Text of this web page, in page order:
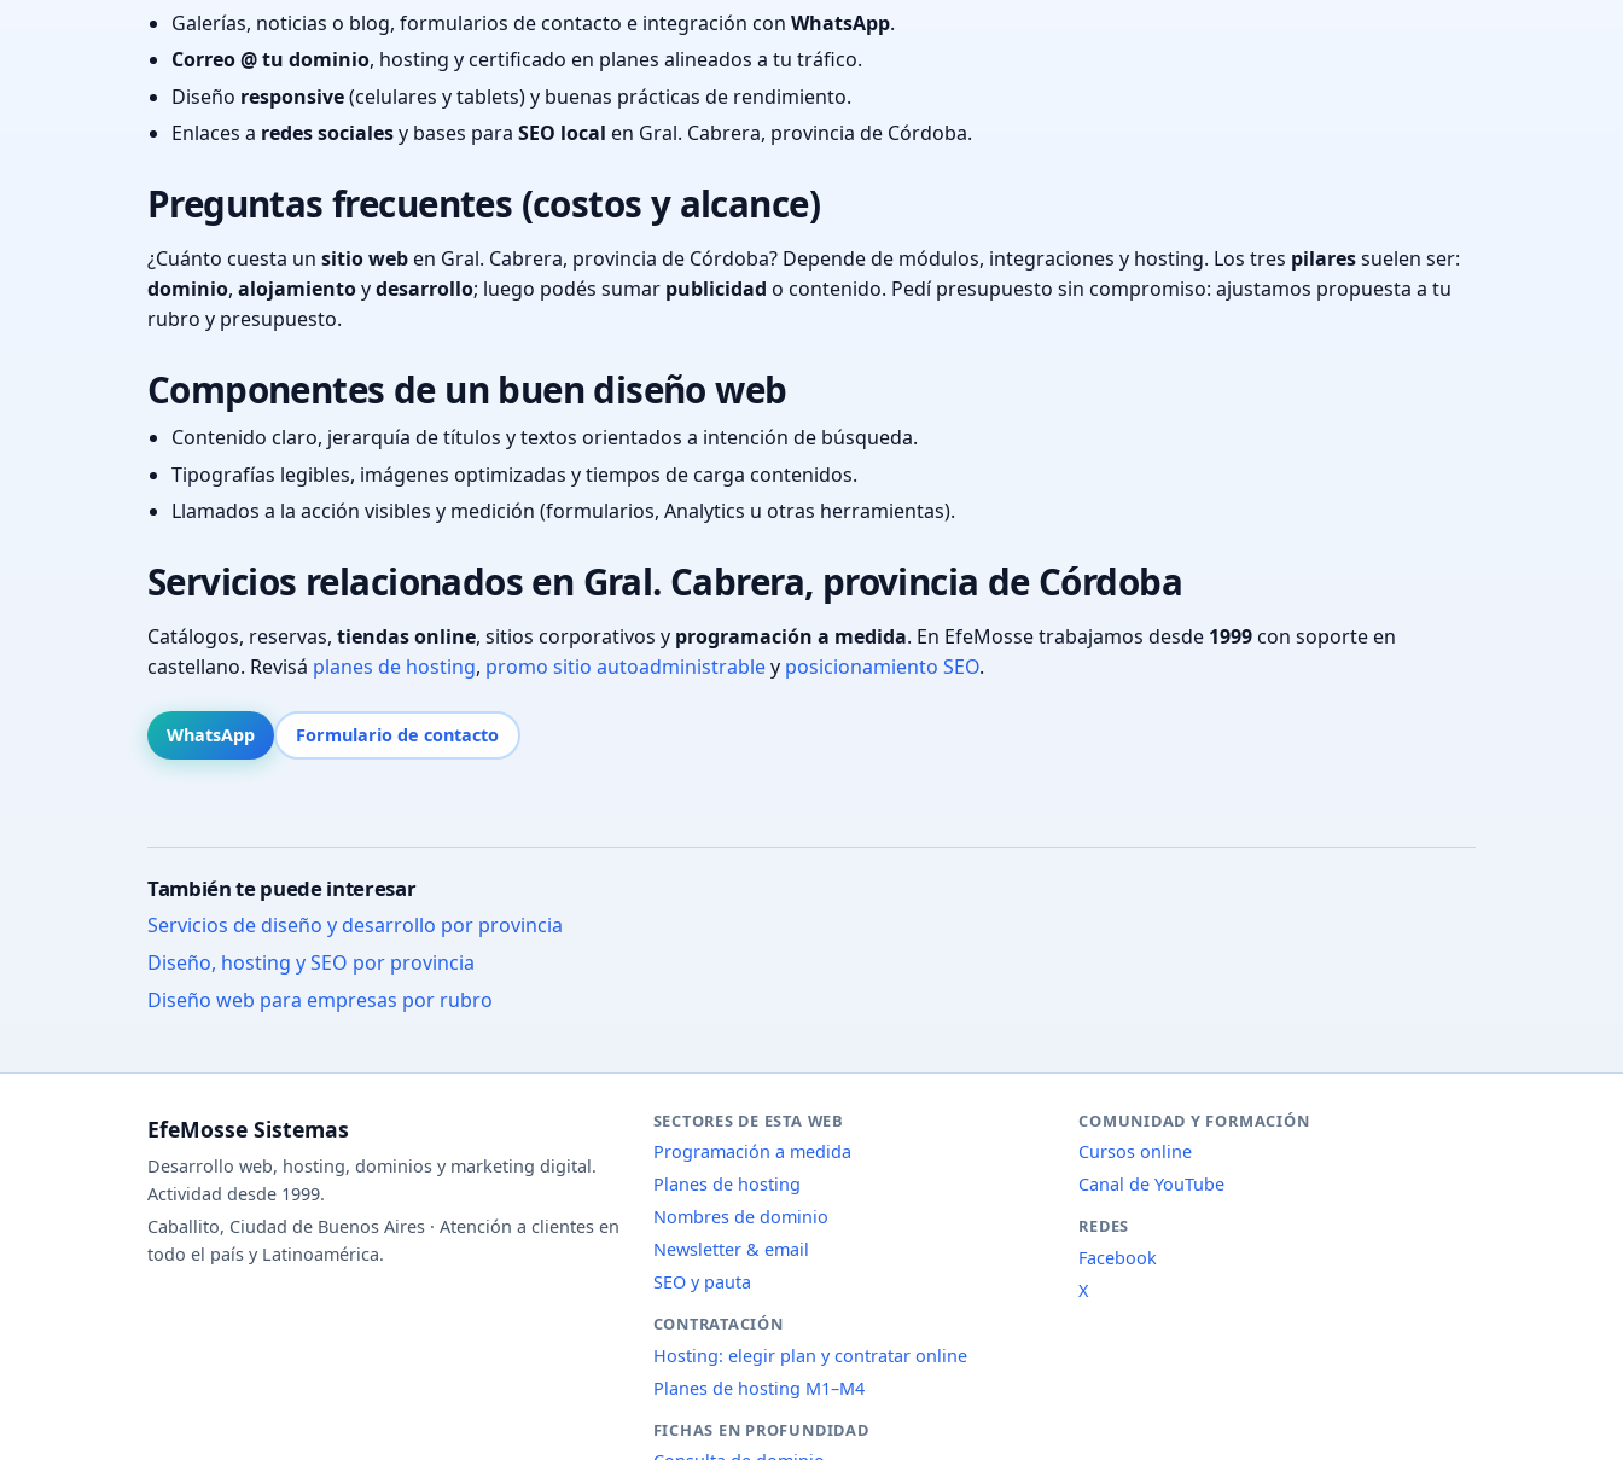
Galerías, noticias o blog, formularios de contacto e integración con WhatsApp.
Correo @ tu dominio, hosting y certificado en planes alineados a tu tráfico.
Diseño responsive(celulares y tablets) y buenas prácticas de rendimiento.
Enlaces a redes socialesy bases para SEO local en Gral. Cabrera, provincia de Córdoba.
Preguntas frecuentes (costos y alcance)
¿Cuánto cuesta un sitio weben Gral. Cabrera, provincia de Córdoba? Depende de módulos, integraciones y hosting. Los tres pilaressuelen ser:
dominio, alojamientoydesarrollo; luego podés sumar publicidad o contenido. Pedí presupuesto sin compromiso: ajustamos propuesta a tu
rubro y presupuesto.
Componentes de un buen diseño web
Contenido claro, jerarquía de títulos y textos orientados a intención de búsqueda.
Tipografías legibles, imágenes optimizadas y tiempos de carga contenidos.
Llamados a la acción visibles y medición (formularios, Analytics u otras herramientas).
Servicios relacionados en Gral. Cabrera, provincia de Córdoba
Catálogos, reservas, tiendas online, sitios corporativos y programación a medida. En EfeMosse trabajamos desde 1999con soporte en
castellano. Revisá planes de hosting, promo sitio autoadministrabley posicionamiento SEO.
WhatsApp Formulario de contacto
También te puede interesar
Servicios de diseño y desarrollo por provincia
Diseño, hosting y SEO por provincia
Diseño web para empresas por rubro
EfeMosse Sistemas
Desarrollo web, hosting, dominios y marketing digital.
Actividad desde 1999.
Caballito, Ciudad de Buenos Aires · Atención a clientes en
todo el país y Latinoamérica.
SECTORES DE ESTA WEB
Programación a medida
Planes de hosting
Nombres de dominio
Newsletter & email
SEO y pauta
CONTRATACIÓN
Hosting: elegir plan y contratar online
Planes de hosting M1–M4
FICHAS EN PROFUNDIDAD
COMUNIDAD Y FORMACIÓN
Cursos online
Canal de YouTube
REDES
Facebook
X